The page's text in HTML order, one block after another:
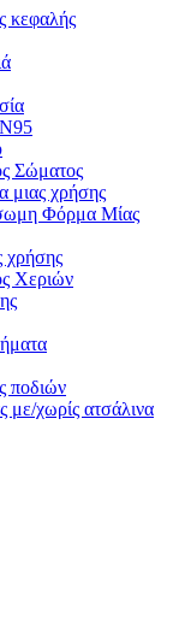
κεφαλής
Σώματος
μιας χρήσης
Φόρμα Μίας
χρήσης
Χεριών
ποδιών
με/χωρίς ατσάλινα